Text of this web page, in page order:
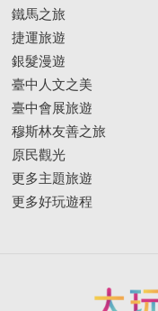
鐵馬之旅
捷運旅遊
銀髮漫遊
臺中人文之美
臺中會展旅遊
穆斯林友善之旅
原民觀光
更多主題旅遊
更多好玩遊程